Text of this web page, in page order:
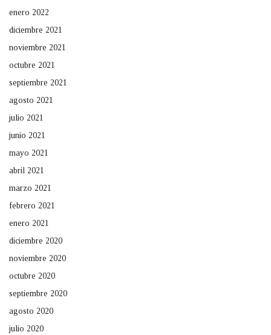
enero 2022
diciembre 2021
noviembre 2021
octubre 2021
septiembre 2021
agosto 2021
julio 2021
junio 2021
mayo 2021
abril 2021
marzo 2021
febrero 2021
enero 2021
diciembre 2020
noviembre 2020
octubre 2020
septiembre 2020
agosto 2020
julio 2020